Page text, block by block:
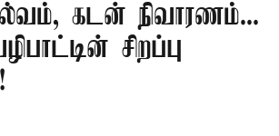
கடன் நிவாரணம்...
சிறப்பு